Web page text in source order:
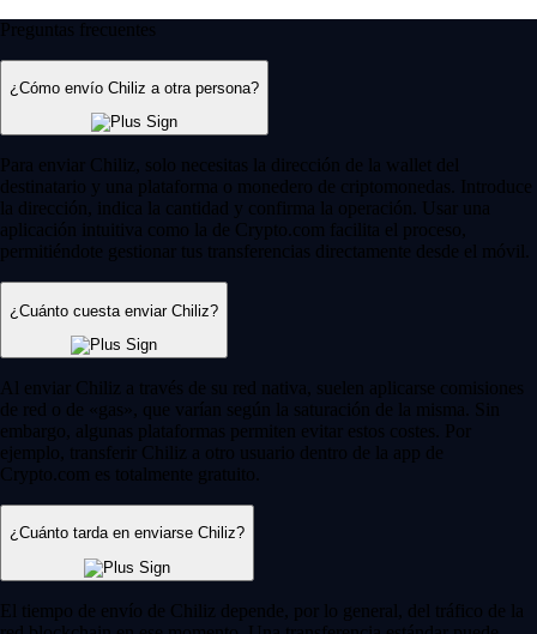
Preguntas frecuentes
¿Cómo envío Chiliz a otra persona?
Para enviar Chiliz, solo necesitas la dirección de la wallet del
destinatario y una plataforma o monedero de criptomonedas. Introduce
la dirección, indica la cantidad y confirma la operación. Usar una
aplicación intuitiva como la de Crypto.com facilita el proceso,
permitiéndote gestionar tus transferencias directamente desde el móvil.
¿Cuánto cuesta enviar Chiliz?
Al enviar Chiliz a través de su red nativa, suelen aplicarse comisiones
de red o de «gas», que varían según la saturación de la misma. Sin
embargo, algunas plataformas permiten evitar estos costes. Por
ejemplo, transferir Chiliz a otro usuario dentro de la app de
Crypto.com es totalmente gratuito.
¿Cuánto tarda en enviarse Chiliz?
El tiempo de envío de Chiliz depende, por lo general, del tráfico de la